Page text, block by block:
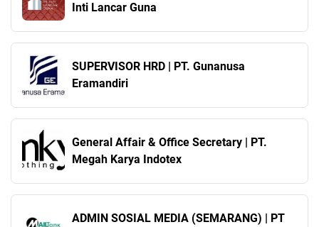
Inti Lancar Guna
SUPERVISOR HRD | PT. Gunanusa
Eramandiri
General Affair & Office Secretary | PT.
Megah Karya Indotex
ADMIN SOSIAL MEDIA (SEMARANG) | PT